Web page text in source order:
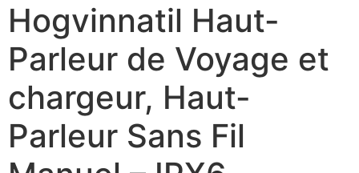
Hogvinnatil Haut-
Parleur de Voyage et
chargeur, Haut-
Parleur Sans Fil